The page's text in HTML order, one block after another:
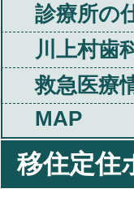
診療所の
川上村歯
救急医療
MAP
移住定住